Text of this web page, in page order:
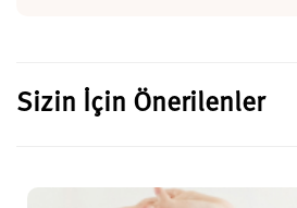
Sizin İçin Önerilenler